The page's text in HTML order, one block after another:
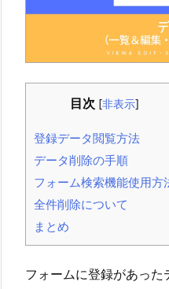
目次 [非表示]
登録データ閲覧方法
データ削除の手順
フォーム検索機能使用方
全件削除について
まとめ
フォームに登録があっ